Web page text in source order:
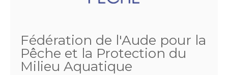
Fédération de l'Aude pour la
Pêche et la Protection du
Milieu Aquatique